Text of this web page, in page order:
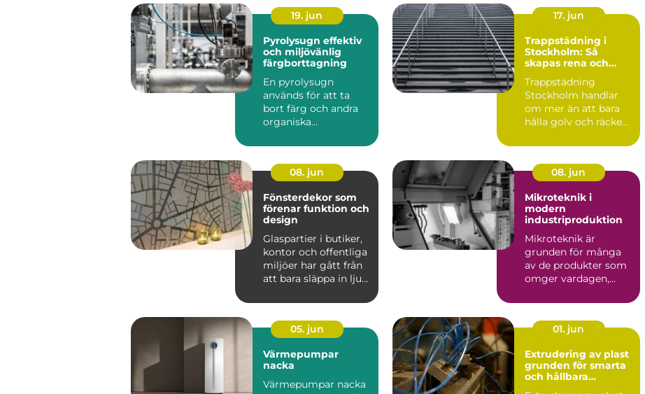
19. jun
Pyrolysugn effektiv
och miljövänlig
färgborttagning
En pyrolysugn
används för att ta
bort färg och andra
organiska
metallföremål med
17. jun
Trappstädning i
Stockholm: Så
skapas rena och
Trappstädning
Stockholm handlar
om mer än att bara
hålla golv och räcken
08. jun
Fönsterdekor som
förenar funktion och
design
Glaspartier i butiker,
kontor och offentliga
miljöer har gått från
att bara släppa in ljus
08. jun
Mikroteknik i
modern
industriproduktion
Mikroteknik är
grunden för många
av de produkter som
omger vardagen,
05. jun
Värmepumpar
nacka
Värmepumpar nacka
01. jun
Extrudering av plast
grunden för smarta
och hållbara